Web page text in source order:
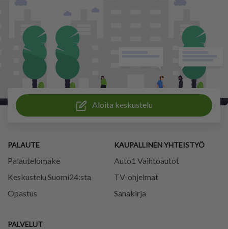
Aloita keskustelu
PALAUTE
Palautelomake
Keskustelu Suomi24:sta
Opastus
PALVELUT
KAUPALLINEN YHTEISTYÖ
Auto1 Vaihtoautot
TV-ohjelmat
Sanakirja